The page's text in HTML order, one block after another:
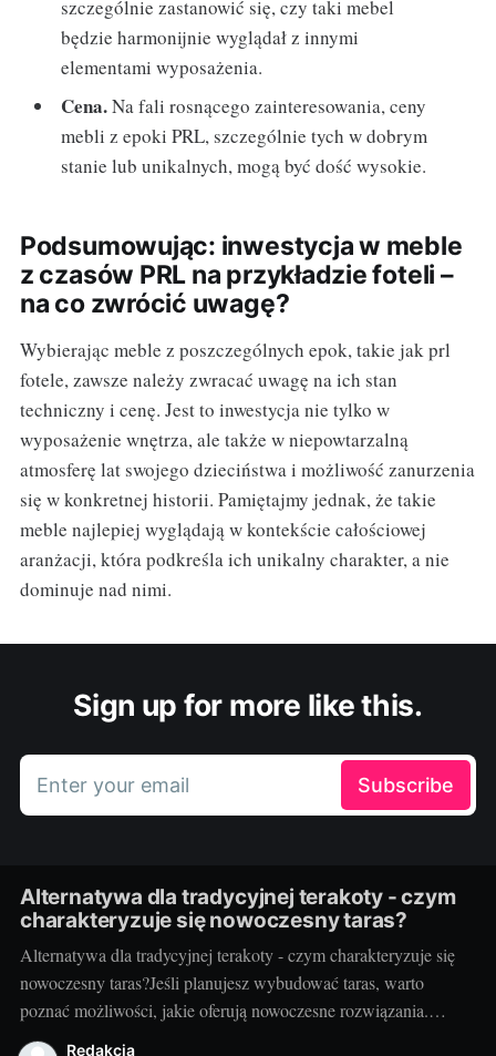
szczególnie zastanowić się, czy taki mebel
będzie harmonijnie wyglądał z innymi
elementami wyposażenia.
Cena.Na fali rosnącego zainteresowania, ceny
mebli z epoki PRL, szczególnie tych w dobrym
stanie lub unikalnych, mogą być dość wysokie.
Podsumowując: inwestycja w meble
z czasów PRL na przykładzie foteli –
na co zwrócić uwagę?
Wybierając meble z poszczególnych epok, takie jak prl
fotele, zawsze należy zwracać uwagę na ich stan
techniczny i cenę. Jest to inwestycja nie tylko w
wyposażenie wnętrza, ale także w niepowtarzalną
atmosferę lat swojego dzieciństwa i możliwość zanurzenia
się w konkretnej historii. Pamiętajmy jednak, że takie
meble najlepiej wyglądają w kontekście całościowej
aranżacji, która podkreśla ich unikalny charakter, a nie
dominuje nad nimi.
Sign up for more like this.
Enter your email Subscribe
Alternatywa dla tradycyjnej terakoty - czym
charakteryzuje się nowoczesny taras?
Alternatywa dla tradycyjnej terakoty - czym charakteryzuje się
nowoczesny taras?Jeśli planujesz wybudować taras, warto
poznać możliwości, jakie oferują nowoczesne rozwiązania.
Można przecież zdecydować się na coś więcej niż tylko
Redakcja